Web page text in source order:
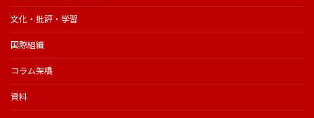
文化・批評・学習
国際組織
コラム架橋
資料